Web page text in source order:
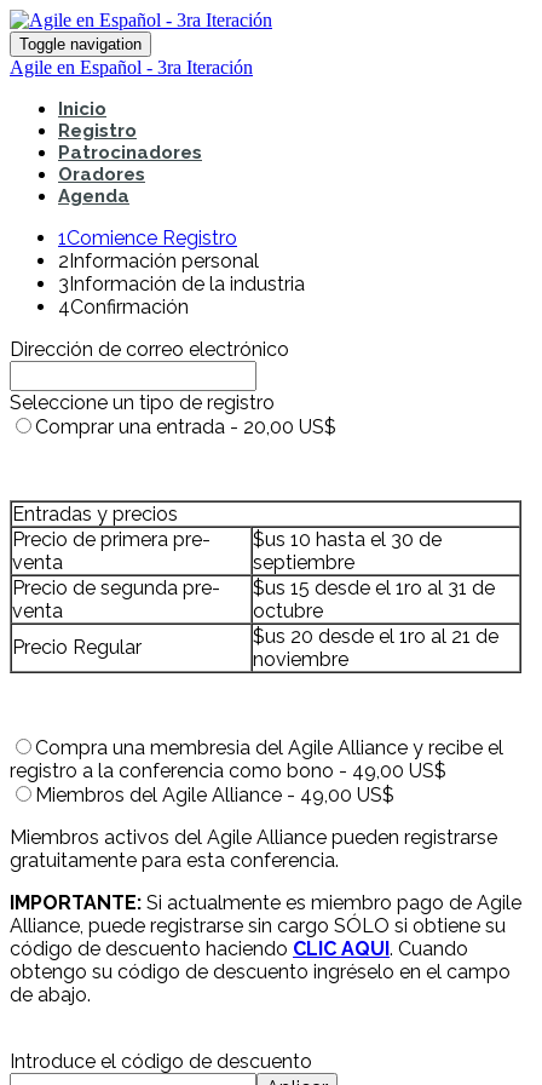
Toggle navigation
Agile en Español - 3ra Iteración
Inicio
Registro
Patrocinadores
Oradores
Agenda
1Comience Registro
2Información personal
3Información de la industria
4Confirmación
Dirección de correo electrónico
Seleccione un tipo de registro
Comprar una entrada - 20,00 US$
Entradas y precios
Precio de primera pre-
venta
$us 10 hasta el 30 de
septiembre
Precio de segunda pre-
venta
$us 15 desde el 1ro al 31 de
octubre
Precio Regular
$us 20 desde el 1ro al 21 de
noviembre
Compra una membresia del Agile Alliance y recibe el
registro a la conferencia como bono - 49,00 US$
Miembros del Agile Alliance - 49,00 US$
Miembros activos del Agile Alliance pueden registrarse
gratuitamente para esta conferencia.
IMPORTANTE: Si actualmente es miembro pago de Agile
Alliance, puede registrarse sin cargo SÓLO si obtiene su
código de descuento haciendo CLIC AQUI. Cuando
obtengo su código de descuento ingréselo en el campo
de abajo.
Introduce el código de descuento